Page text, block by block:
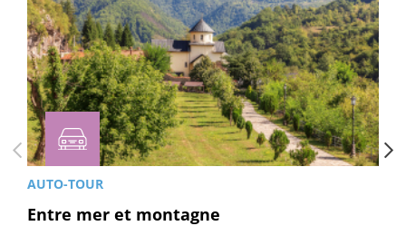
AUTO-TOUR
Entre mer et montagne